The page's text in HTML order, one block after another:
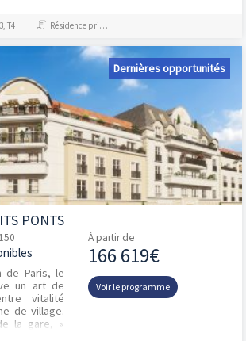
s'intègre
T4 Résidence principale / PTZ
Dernières opportunités
PONTS
de Paris, le
un art de
vitalité
de village.
la gare, «
À partir de
166 619€
Voir le programme